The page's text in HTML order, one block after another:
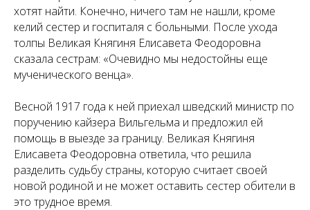
хотят найти. Конечно, ничего там не нашли, кроме
келий сестер и госпиталя с больными. После ухода
толпы Великая Княгиня Елисавета Феодоровна
сказала сестрам: «Очевидно мы недостойны еще
мученического венца».
Весной 1917 года к ней приехал шведский министр по
поручению кайзера Вильгельма и предложил ей
помощь в выезде за границу. Великая Княгиня
Елисавета Феодоровна ответила, что решила
разделить судьбу страны, которую считает своей
новой родиной и не может оставить сестер обители в
это трудное время.